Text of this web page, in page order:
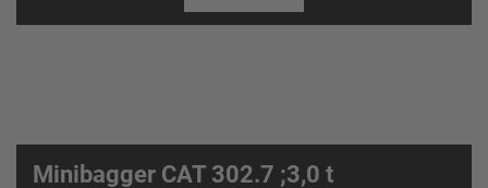
Minibagger CAT 302.7 ;3,0 t